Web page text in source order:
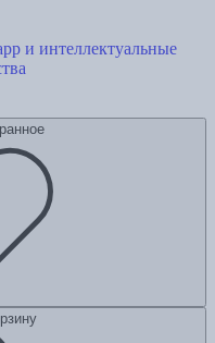
и интеллектуальные